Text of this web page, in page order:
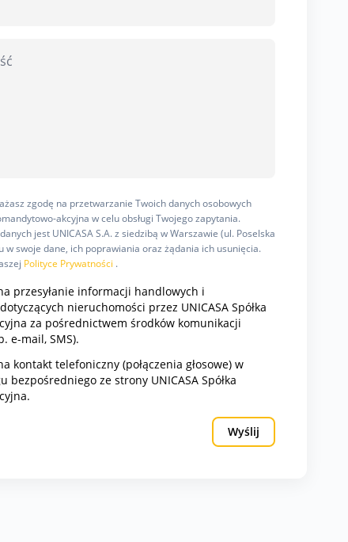
zgodę na przetwarzanie Twoich danych osobowych
akcyjna w celu obsługi Twojego zapytania.
jest UNICASA S.A. z siedzibą w Warszawie (ul. Poselska
w swoje dane, ich poprawiania oraz żądania ich usunięcia.
Polityce Prywatności .
przesyłanie informacji handlowych i
nieruchomości przez UNICASA Spółka
za pośrednictwem środków komunikacji
e-mail, SMS).
kontakt telefoniczny (połączenia głosowe) w
bezpośredniego ze strony UNICASA Spółka
Wyślij